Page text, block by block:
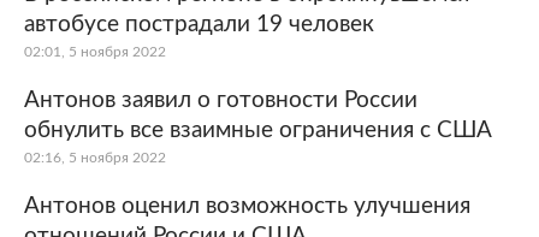
автобусе пострадали 19 человек
02:01, 5 ноября 2022
Антонов заявил о готовности России
обнулить все взаимные ограничения с США
02:16, 5 ноября 2022
Антонов оценил возможность улучшения